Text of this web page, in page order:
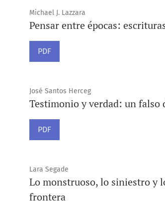
Michael J. Lazzara
Pensar entre épocas:
PDF
José Santos Herceg
Testimonio y verdad: un falso
PDF
Lara Segade
Lo monstruoso, lo siniestro y
frontera